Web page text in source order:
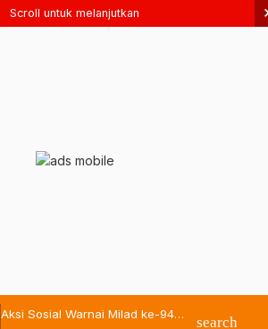
Scroll untuk melanjutkan
Aksi Sosial Warnai Milad ke-94
Bassam
search